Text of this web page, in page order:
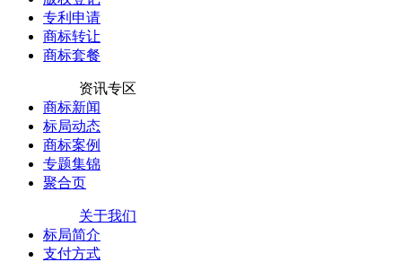
专利申请
商标转让
商标套餐
资讯专区
商标新闻
标局动态
商标案例
专题集锦
聚合页
关于我们
标局简介
支付方式